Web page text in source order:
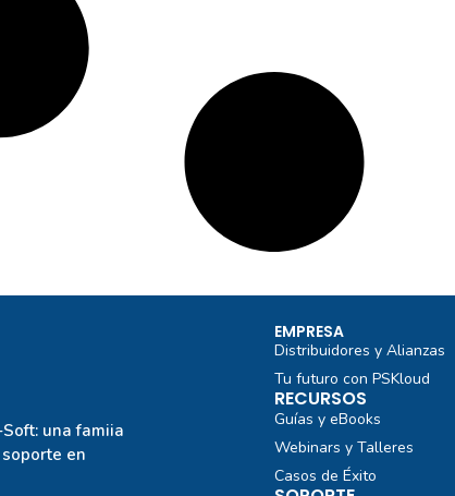
una famiia
en
EMPRESA
Distribuidores y Alianzas
Tu futuro con PSKloud
RECURSOS
Guías y eBooks
Webinars y Talleres
Casos de Éxito